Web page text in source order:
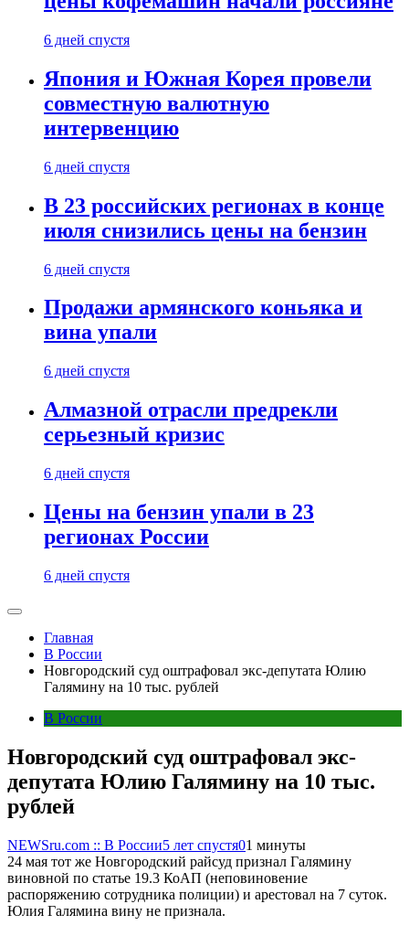
6 дней спустя
Япония и Южная Корея провели
совместную валютную
интервенцию
6 дней спустя
В 23 российских регионах в конце
июля снизились цены на бензин
6 дней спустя
Продажи армянского коньяка и
вина упали
6 дней спустя
Алмазной отрасли предрекли
серьезный кризис
6 дней спустя
Цены на бензин упали в 23
регионах России
6 дней спустя
Главная
В России
Новгородский суд оштрафовал экс-депутата Юлию
Галямину на 10 тыс. рублей
В России
Новгородский суд оштрафовал экс-
депутата Юлию Галямину на 10 тыс.
рублей
NEWSru.com :: В России5 лет спустя01 минуты
24 мая тот же Новгородский райсуд признал Галямину
виновной по статье 19.3 КоАП (неповиновение
распоряжению сотрудника полиции) и арестовал на 7 суток.
Юлия Галямина вину не признала.